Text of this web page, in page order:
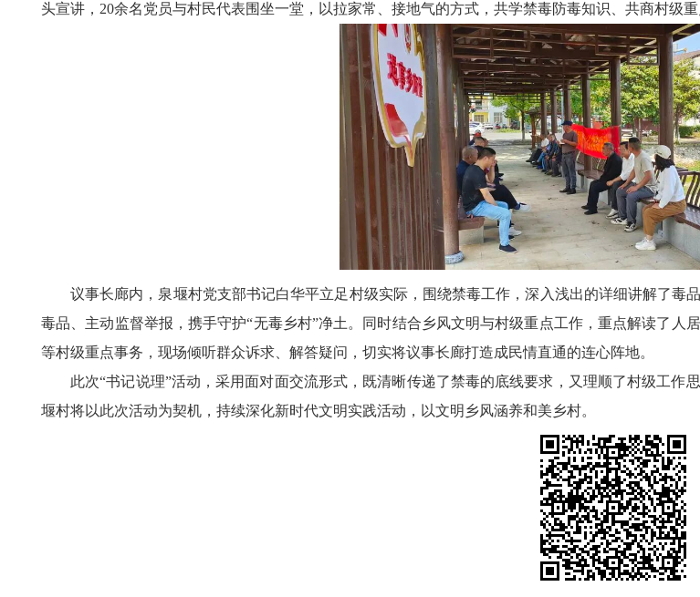
头宣讲，20余名党员与村民代表围坐一堂，以拉家常、接地气的方式，共学禁毒防毒知识、共商村级
议事长廊内，泉堰村党支部书记白华平立足村级实际，围绕禁毒工作，深入浅出的详细讲解了
毒品、主动监督举报，携手守护“无毒乡村”净土。同时结合乡风文明与村级重点工作，重点解读了
等村级重点事务，现场倾听群众诉求、解答疑问，切实将议事长廊打造成民情直通的连心阵地。
此次“书记说理”活动，采用面对面交流形式，既清晰传递了禁毒的底线要求，又理顺了村级工
堰村将以此次活动为契机，持续深化新时代文明实践活动，以文明乡风涵养和美乡村。